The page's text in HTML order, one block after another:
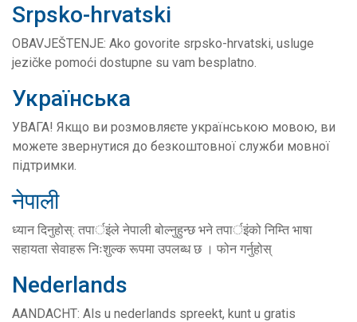
Srpsko-hrvatski
OBAVJEŠTENJE: Ako govorite srpsko-hrvatski, usluge
jezičke pomoći dostupne su vam besplatno.
Українська
УВАГА! Якщо ви розмовляєте українською мовою, ви
можете звернутися до безкоштовної служби мовної
підтримки.
नेपाली
ध्यान दिनुहोस्: तपार्इंले नेपाली बोल्नुहुन्छ भने तपार्इंको निम्ति भाषा
सहायता सेवाहरू निःशुल्क रूपमा उपलब्ध छ । फोन गर्नुहोस्
Nederlands
AANDACHT: Als u nederlands spreekt, kunt u gratis